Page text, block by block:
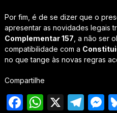
Por fim, é de se dizer que o
apresentar as novidades legais
Complementar 157 , a não ser
compatibilidade com a
no que tange às novas regras
Compartilhe
Facebook
X